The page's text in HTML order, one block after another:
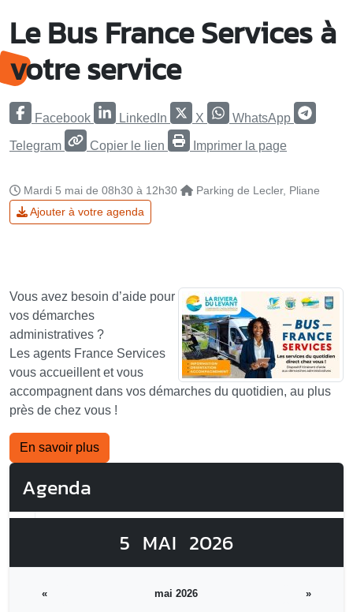
Le Bus France Services à
votre service
Facebook LinkedIn X WhatsApp
Telegram Copier le lien Imprimer la page
Mardi 5 mai de 08h30 à 12h30
Parking de Lecler, Pliane
Ajouter à votre agenda
Vous avez besoin d’aide pour
vos démarches
administratives ?
Les agents France Services
vous accueillent et vous
accompagnent dans vos démarches du quotidien, au plus
près de chez vous !
En savoir plus
Agenda
5 MAI 2026
« mai 2026
»